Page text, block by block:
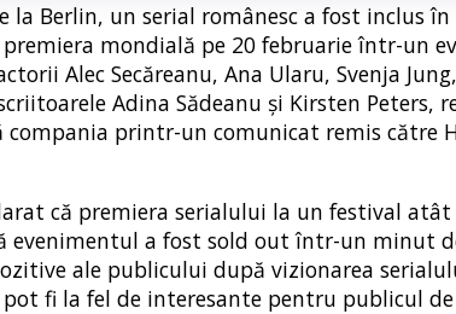
Berlin, un serial românesc a fost inclus
mondială pe 20 februarie într-un
Alec Secăreanu, Ana Ularu, Svenja
Adina Sădeanu și Kirsten Peters,
printr-un comunicat remis către
că premiera serialului la un festival
evenimentul a fost sold out într-un minut
ale publicului după vizionarea
fi la fel de interesante pentru publicul